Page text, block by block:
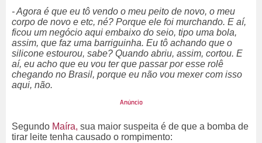
- Agora é que eu tô vendo o meu peito de novo, o meu
corpo de novo e etc, né? Porque ele foi murchando. E aí,
ficou um negócio aqui embaixo do seio, tipo uma bola,
assim, que faz uma barriguinha. Eu tô achando que o
silicone estourou, sabe? Quando abriu, assim, cortou. E
aí, eu acho que eu vou ter que passar por esse rolê
chegando no Brasil, porque eu não vou mexer com isso
aqui, não.
Segundo Maíra, sua maior suspeita é de que a bomba de
tirar leite tenha causado o rompimento: